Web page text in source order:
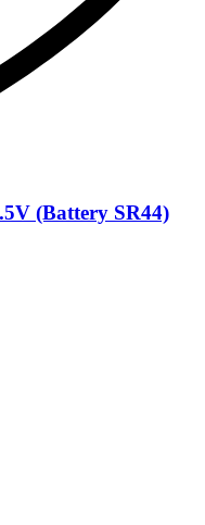
(Battery SR44)